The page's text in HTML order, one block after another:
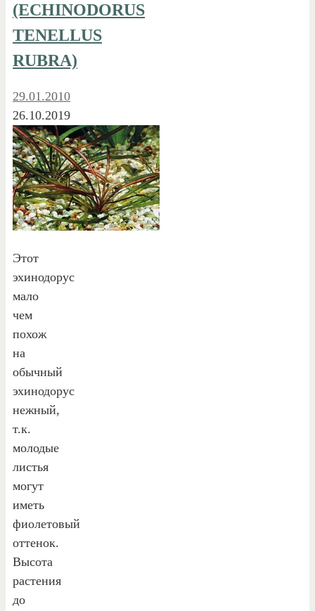
(ECHINODORUS
TENELLUS
RUBRA)
29.01.2010
26.10.2019
Этот
эхинодорус
мало
чем
похож
на
обычный
эхинодорус
нежный,
т.к.
молодые
листья
могут
иметь
фиолетовый
оттенок.
Высота
растения
до